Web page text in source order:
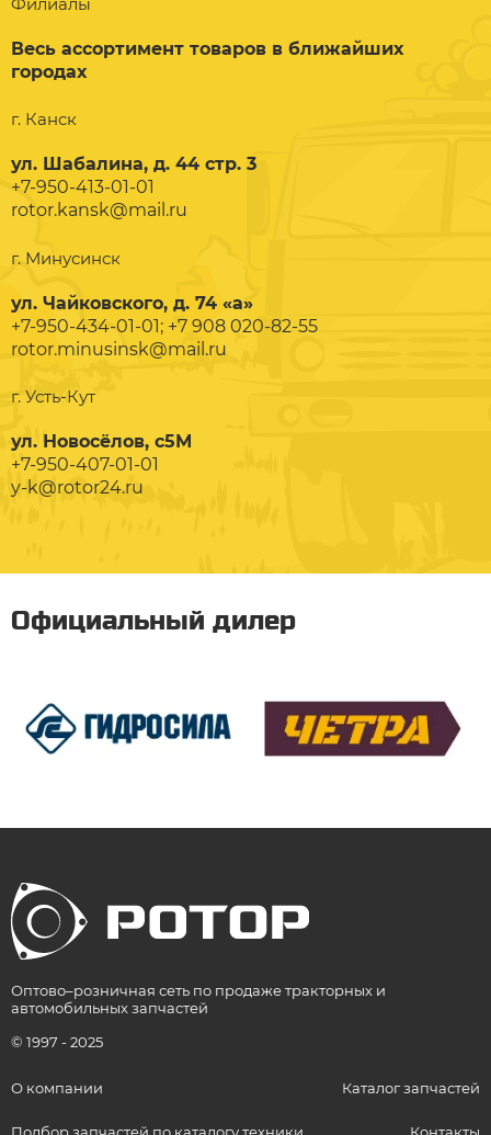
Весь ассортимент товаров в ближайших
городах
г. Канск
ул. Шабалина, д. 44 стр. 3
+7-950-413-01-01
rotor.kansk@mail.ru
г. Минусинск
ул. Чайковского, д. 74 «а»
+7-950-434-01-01; +7 908 020-82-55
rotor.minusinsk@mail.ru
г. Усть-Кут
ул. Новосёлов, с5М
+7-950-407-01-01
y-k@rotor24.ru
Официальный дилер
Оптово–розничная сеть по продаже тракторных и
автомобильных запчастей
© 1997 - 2025
О компании Каталог запчастей